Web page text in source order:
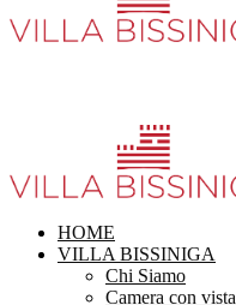
HOME
VILLA BISSINIGA
Chi Siamo
Camera con vista